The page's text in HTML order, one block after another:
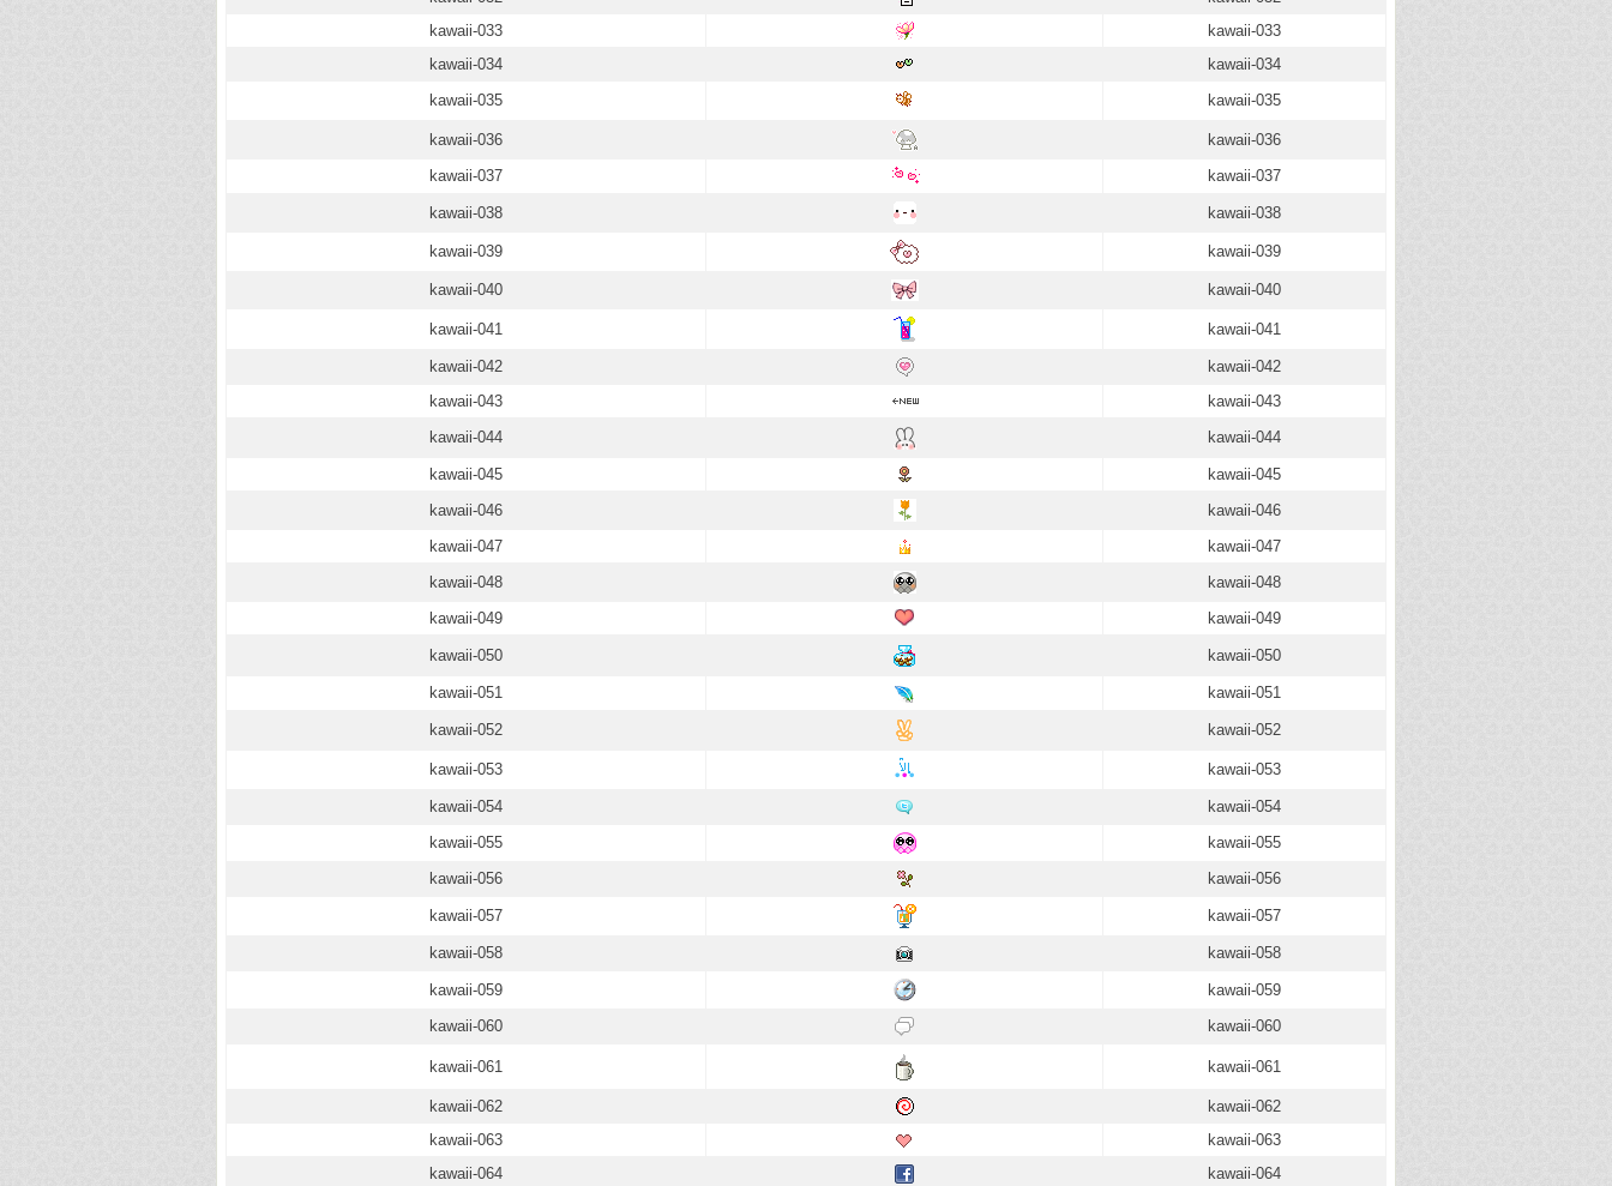
kawaii-033
kawaii-033
kawaii-034
kawaii-034
kawaii-035
kawaii-035
kawaii-036
kawaii-036
kawaii-037
kawaii-037
kawaii-038
kawaii-038
kawaii-039
kawaii-039
kawaii-040
kawaii-040
kawaii-041
kawaii-041
kawaii-042
kawaii-042
kawaii-043
kawaii-043
kawaii-044
kawaii-044
kawaii-045
kawaii-045
kawaii-046
kawaii-046
kawaii-047
kawaii-047
kawaii-048
kawaii-048
kawaii-049
kawaii-049
kawaii-050
kawaii-050
kawaii-051
kawaii-051
kawaii-052
kawaii-052
kawaii-053
kawaii-053
kawaii-054
kawaii-054
kawaii-055
kawaii-055
kawaii-056
kawaii-056
kawaii-057
kawaii-057
kawaii-058
kawaii-058
kawaii-059
kawaii-059
kawaii-060
kawaii-060
kawaii-061
kawaii-061
kawaii-062
kawaii-062
kawaii-063
kawaii-063
kawaii-064
kawaii-064